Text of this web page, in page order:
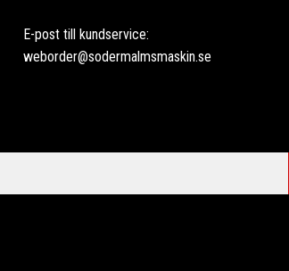
E-post till kundservice:
weborder@sodermalmsmaskin.se